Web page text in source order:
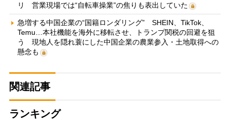
リ 営業現場では“自転車操業”の焦りも表出していた
急増する中国企業の“国籍ロンダリング” SHEIN、TikTok、
Temu…本社機能を海外に移転させ、トランプ関税の回避を狙
う 現地人を隠れ蓑にした中国企業の農業参入・土地取得への
懸念も
関連記事
ランキング